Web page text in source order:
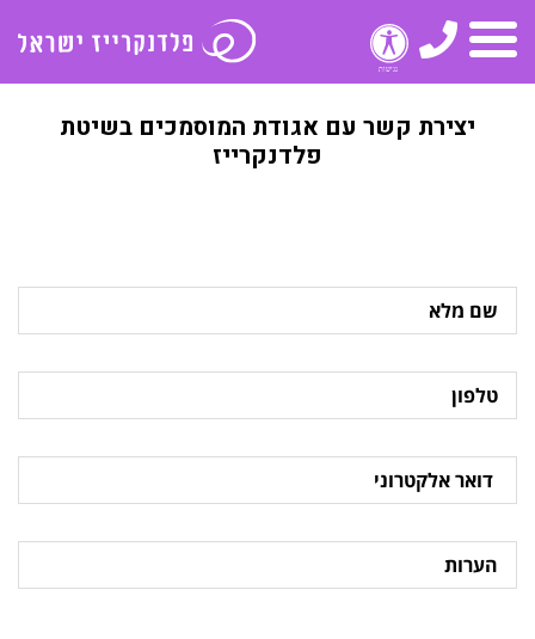
תפריט
טלפון
יצירת קשר עם אגודת המוסמכים בשיטת
פלדנקרייז
מלא
טלפון
אלקטרוני
הערות